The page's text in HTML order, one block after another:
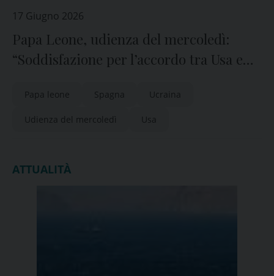
17 Giugno 2026
Papa Leone, udienza del mercoledì:
“Soddisfazione per l’accordo tra Usa e
Papa leone Spagna Ucraina
Udienza del mercoledì Usa
ATTUALITÀ